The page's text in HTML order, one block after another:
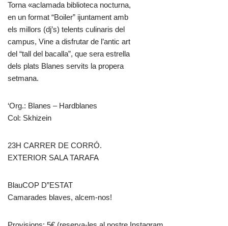
Torna «aclamada biblioteca nocturna,
en un format “Boiler” ijuntament amb
els millors (dj’s) telents culinaris del
campus, Vine a disfrutar de l’antic art
del “tall del bacalla”, que sera estrella
dels plats Blanes servits la propera
setmana.
‘Org.: Blanes – Hardblanes
Col: Skhizein
23H CARRER DE CORRÓ.
EXTERIOR SALA TARAFA
BlauCOP D”ESTAT
Camarades blaves, alcem-nos!